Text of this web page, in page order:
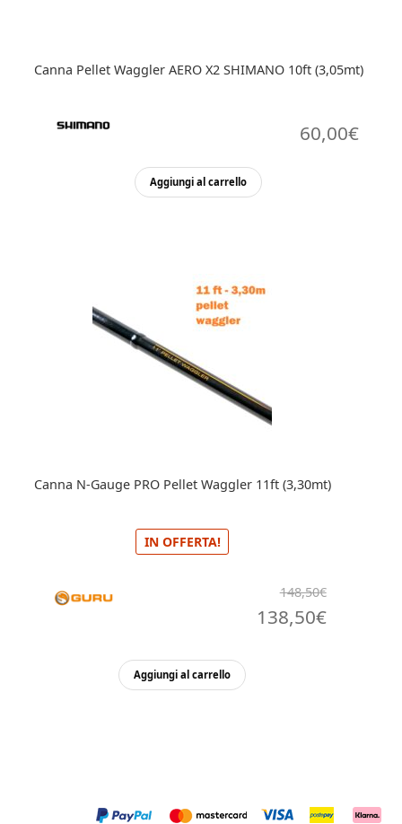
Canna Pellet Waggler AERO X2 SHIMANO 10ft (3,05mt)
60,00€
Aggiungi al carrello
Canna N-Gauge PRO Pellet Waggler 11ft (3,30mt)
IN OFFERTA!
148,50€
originale
138,50€Il
Aggiungi al carrello